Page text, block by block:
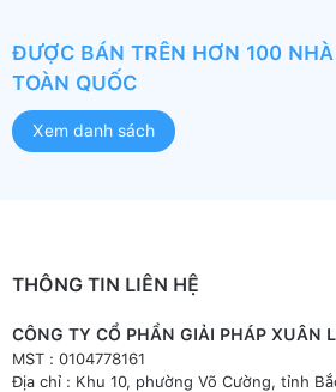
ĐƯỢC BÁN TRÊN HƠN 100
TOÀN QUỐC
Xem danh sách
THÔNG TIN LIÊN HỆ
CÔNG TY CỔ PHẦN GIẢI PHÁP XUÂN
MST : 0104778161
Địa chỉ : Khu 10, phường Võ Cường, tỉnh